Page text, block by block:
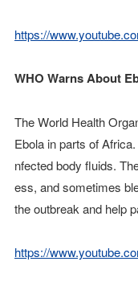
https://
WHO Warns About
The World Health
Ebola in parts of
nfected body fluids.
ess, and sometimes
the outbreak and help
https://